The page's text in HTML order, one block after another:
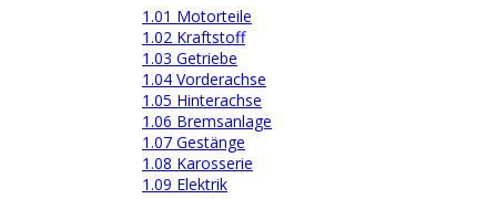
1.01 Motorteile
1.02 Kraftstoff
1.03 Getriebe
1.04 Vorderachse
1.05 Hinterachse
1.06 Bremsanlage
1.07 Gestänge
1.08 Karosserie
1.09 Elektrik